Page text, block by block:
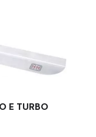
E TURBO